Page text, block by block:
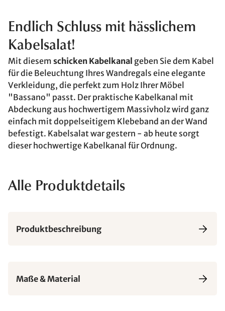
Endlich Schluss mit hässlichem
Kabelsalat!
Mit diesem schicken Kabelkanal geben Sie dem Kabel
für die Beleuchtung Ihres Wandregals eine elegante
Verkleidung, die perfekt zum Holz Ihrer Möbel
"Bassano" passt. Der praktische Kabelkanal mit
Abdeckung aus hochwertigem Massivholz wird ganz
einfach mit doppelseitigem Klebeband an der Wand
befestigt. Kabelsalat war gestern - ab heute sorgt
dieser hochwertige Kabelkanal für Ordnung.
Alle Produktdetails
Produktbeschreibung
Maße & Material